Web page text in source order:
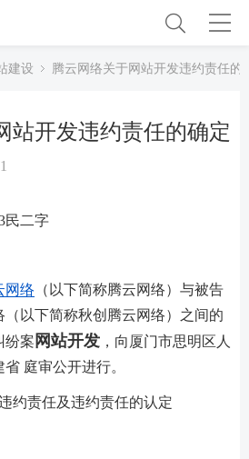
建设 腾云网络关于网站开发违约责任的
站开发违约责任的确定
民二字
网络 （以下简称腾云网络）与被告
（以下简称秋创腾云网络）之间的
纷案 网站开发 ，向厦门市思明区人
庭审公开进行。
约责任及违约责任的认定